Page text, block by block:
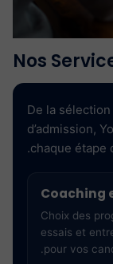
Nos
De la
chaque
Choix des
essais et
pour vos